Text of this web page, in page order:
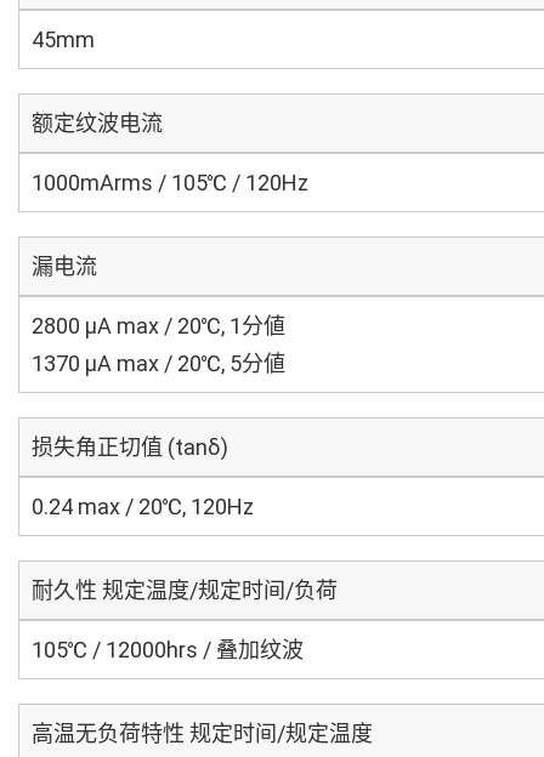
45mm
额定纹波电流
1000mArms / 105℃ / 120Hz
漏电流
2800 μA max / 20℃, 1分値
1370 μA max / 20℃, 5分値
损失角正切值 (tanδ)
0.24 max / 20℃, 120Hz
耐久性 规定温度/规定时间/负荷
105℃ / 12000hrs / 叠加纹波
高温无负荷特性 规定时间/规定温度